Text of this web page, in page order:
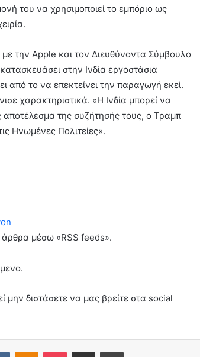
του να χρησιμοποιεί το εμπόριο ως
την Apple και τον Διευθύνοντα Σύμβουλο
στην Ινδία εργοστάσια
από το να επεκτείνει την παραγωγή εκεί.
χαρακτηριστικά. «Η Ινδία μπορεί να
αποτέλεσμα της συζήτησής τους, ο Τραμπ
Ηνωμένες Πολιτείες».
άρθρα μέσω «RSS feeds».
μην διστάσετε να μας βρείτε στα social
VKontakteOdnoklassniki
Pocket Share via Email Print